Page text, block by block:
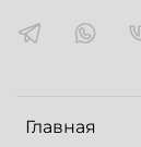
Главная